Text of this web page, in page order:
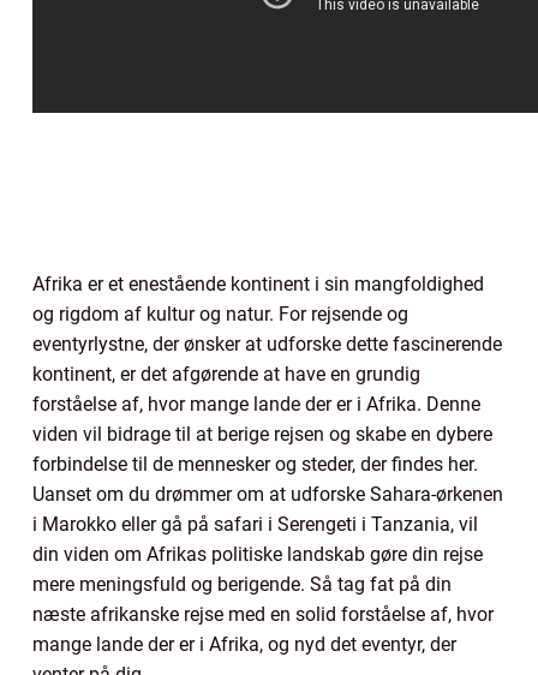
Afrika er et enestående kontinent i sin mangfoldighed
og rigdom af kultur og natur. For rejsende og
eventyrlystne, der ønsker at udforske dette fascinerende
kontinent, er det afgørende at have en grundig
forståelse af, hvor mange lande der er i Afrika. Denne
viden vil bidrage til at berige rejsen og skabe en dybere
forbindelse til de mennesker og steder, der findes her.
Uanset om du drømmer om at udforske Sahara-ørkenen
i Marokko eller gå på safari i Serengeti i Tanzania, vil
din viden om Afrikas politiske landskab gøre din rejse
mere meningsfuld og berigende. Så tag fat på din
næste afrikanske rejse med en solid forståelse af, hvor
mange lande der er i Afrika, og nyd det eventyr, der